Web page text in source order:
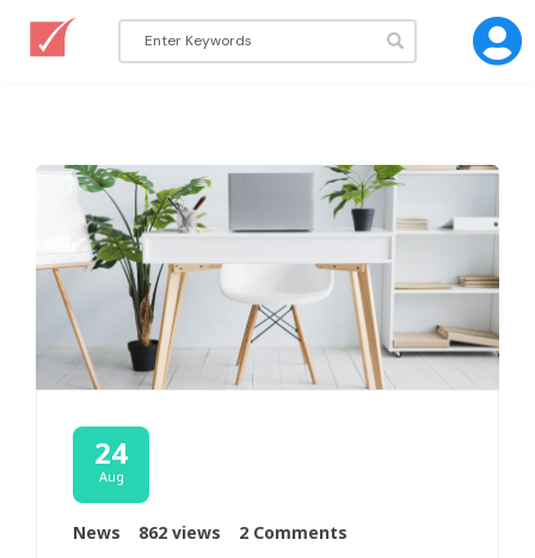
24
Aug
News 862 views 2 Comments